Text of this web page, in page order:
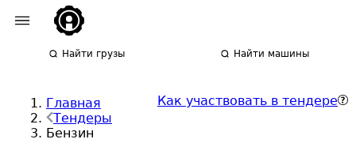
Найти грузы Найти машины
Главная
Тендеры
Бензин
Как участвовать в тендере